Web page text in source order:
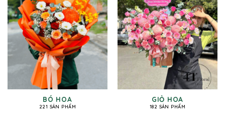
BÓ HOA
221 SẢN PHẨM
GIỎ HOA
182 SẢN PHẨM